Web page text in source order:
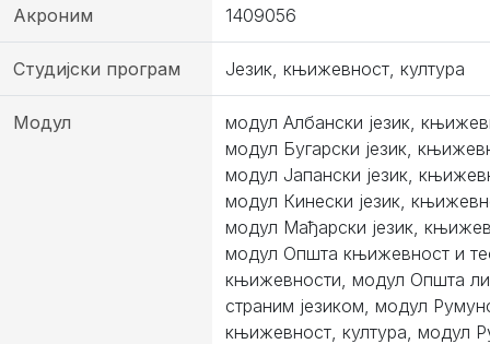
Акроним 1409056
Студијски програм Језик, књижевност, култура
Модул
модул Албански језик,
модул Бугарски језик,
модул Јапански језик,
модул Кинески језик,
модул Мађарски језик,
модул Општа књижевност и
књижевности, модул Општа
страним језиком, модул
књижевност, култура, модул